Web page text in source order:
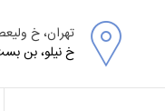
تهران، خ
خ نیلو، بن بست